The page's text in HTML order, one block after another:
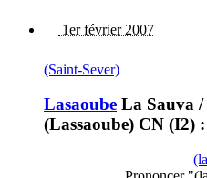
1er février 2007
(Saint-Sever)
Lasaoube La Sauva /
(Lassaoube) CN (I2)